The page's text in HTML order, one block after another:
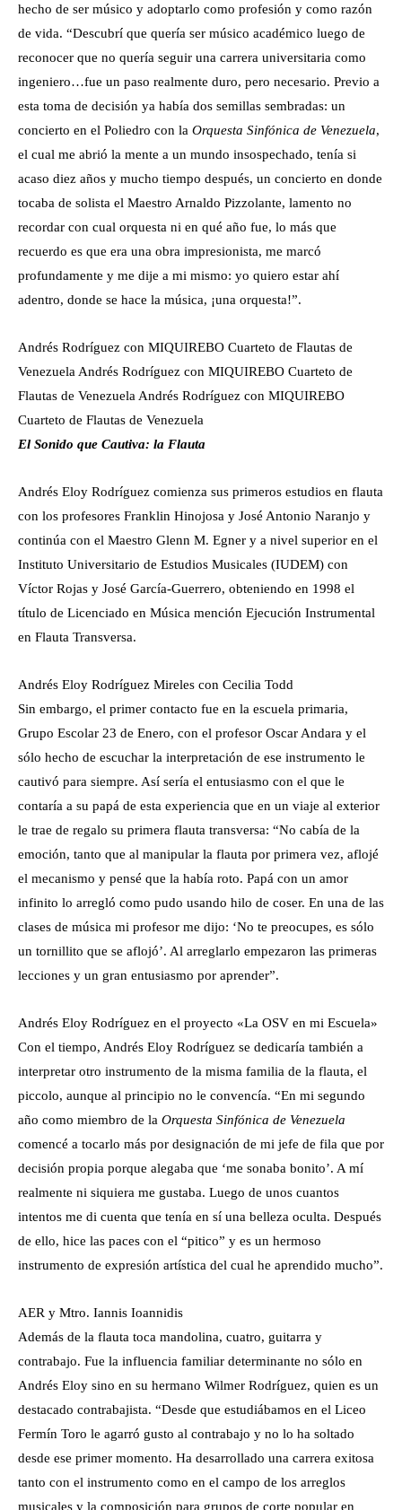
hecho de ser músico y adoptarlo como profesión y como razón
de vida. “Descubrí que quería ser músico académico luego de
reconocer que no quería seguir una carrera universitaria como
ingeniero…fue un paso realmente duro, pero necesario. Previo a
esta toma de decisión ya había dos semillas sembradas: un
concierto en el Poliedro con la Orquesta Sinfónica de Venezuela,
el cual me abrió la mente a un mundo insospechado, tenía si
acaso diez años y mucho tiempo después, un concierto en donde
tocaba de solista el Maestro Arnaldo Pizzolante, lamento no
recordar con cual orquesta ni en qué año fue, lo más que
recuerdo es que era una obra impresionista, me marcó
profundamente y me dije a mi mismo: yo quiero estar ahí
adentro, donde se hace la música, ¡una orquesta!”.
Andrés Rodríguez con MIQUIREBO Cuarteto de Flautas de
Venezuela Andrés Rodríguez con MIQUIREBO Cuarteto de
Flautas de Venezuela Andrés Rodríguez con MIQUIREBO
Cuarteto de Flautas de Venezuela
El Sonido que Cautiva: la Flauta
Andrés Eloy Rodríguez comienza sus primeros estudios en flauta
con los profesores Franklin Hinojosa y José Antonio Naranjo y
continúa con el Maestro Glenn M. Egner y a nivel superior en el
Instituto Universitario de Estudios Musicales (IUDEM) con
Víctor Rojas y José García-Guerrero, obteniendo en 1998 el
título de Licenciado en Música mención Ejecución Instrumental
en Flauta Transversa.
Andrés Eloy Rodríguez Mireles con Cecilia Todd
Sin embargo, el primer contacto fue en la escuela primaria,
Grupo Escolar 23 de Enero, con el profesor Oscar Andara y el
sólo hecho de escuchar la interpretación de ese instrumento le
cautivó para siempre. Así sería el entusiasmo con el que le
contaría a su papá de esta experiencia que en un viaje al exterior
le trae de regalo su primera flauta transversa: “No cabía de la
emoción, tanto que al manipular la flauta por primera vez, aflojé
el mecanismo y pensé que la había roto. Papá con un amor
infinito lo arregló como pudo usando hilo de coser. En una de las
clases de música mi profesor me dijo: ‘No te preocupes, es sólo
un tornillito que se aflojó’. Al arreglarlo empezaron las primeras
lecciones y un gran entusiasmo por aprender”.
Andrés Eloy Rodríguez en el proyecto «La OSV en mi Escuela»
Con el tiempo, Andrés Eloy Rodríguez se dedicaría también a
interpretar otro instrumento de la misma familia de la flauta, el
piccolo, aunque al principio no le convencía. “En mi segundo
año como miembro de la Orquesta Sinfónica de Venezuela
comencé a tocarlo más por designación de mi jefe de fila que por
decisión propia porque alegaba que ‘me sonaba bonito’. A mí
realmente ni siquiera me gustaba. Luego de unos cuantos
intentos me di cuenta que tenía en sí una belleza oculta. Después
de ello, hice las paces con el “pitico” y es un hermoso
instrumento de expresión artística del cual he aprendido mucho”.
AER y Mtro. Iannis Ioannidis
Además de la flauta toca mandolina, cuatro, guitarra y
contrabajo. Fue la influencia familiar determinante no sólo en
Andrés Eloy sino en su hermano Wilmer Rodríguez, quien es un
destacado contrabajista. “Desde que estudiábamos en el Liceo
Fermín Toro le agarró gusto al contrabajo y no lo ha soltado
desde ese primer momento. Ha desarrollado una carrera exitosa
tanto con el instrumento como en el campo de los arreglos
musicales y la composición para grupos de corte popular en